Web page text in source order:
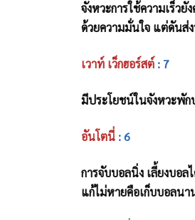
จังหวะการใช้ความเร็ว
ด้วยความมั่นใจ แต่ดันส่
เวาท์ เว็กฮอร์สต์ : 7
มีประโยชน์ในจังหวะพัก
อันโตนี่ : 6
การจับบอลนิ่ง เลี้ยงบอ
แก้ไม่หายคือเก็บบอลน